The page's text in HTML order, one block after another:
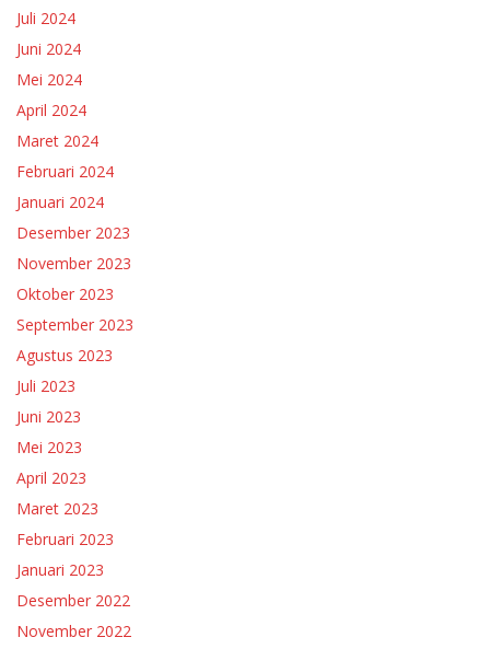
Juli 2024
Juni 2024
Mei 2024
April 2024
Maret 2024
Februari 2024
Januari 2024
Desember 2023
November 2023
Oktober 2023
September 2023
Agustus 2023
Juli 2023
Juni 2023
Mei 2023
April 2023
Maret 2023
Februari 2023
Januari 2023
Desember 2022
November 2022